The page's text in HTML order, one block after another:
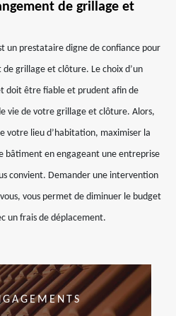
de grillage et
un prestataire digne de confiance pour
grillage et clôture. Le choix d’un
doit être fiable et prudent afin de
vie de votre grillage et clôture. Alors,
votre lieu d’habitation, maximiser la
bâtiment en engageant une entreprise
convient. Demander une intervention
vous permet de diminuer le budget
un frais de déplacement.